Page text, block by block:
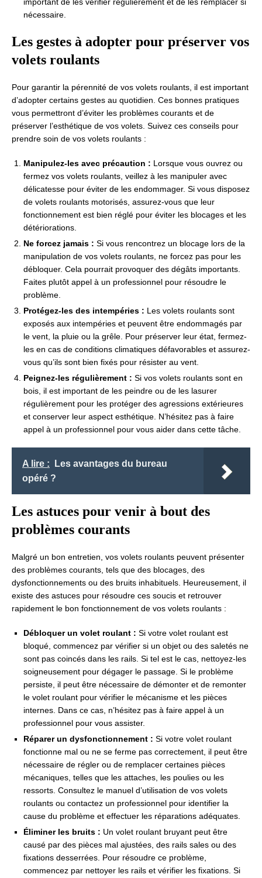
nécessaire.
Les gestes à adopter pour préserver vos
volets roulants
Pour garantir la pérennité de vos volets roulants, il est important
d’adopter certains gestes au quotidien. Ces bonnes pratiques
vous permettront d’éviter les problèmes courants et de
préserver l’esthétique de vos volets. Suivez ces conseils pour
prendre soin de vos volets roulants :
Manipulez-les avec précaution : Lorsque vous ouvrez ou
fermez vos volets roulants, veillez à les manipuler avec
délicatesse pour éviter de les endommager. Si vous disposez
de volets roulants motorisés, assurez-vous que leur
fonctionnement est bien réglé pour éviter les blocages et les
détériorations.
Ne forcez jamais : Si vous rencontrez un blocage lors de la
manipulation de vos volets roulants, ne forcez pas pour les
débloquer. Cela pourrait provoquer des dégâts importants.
Faites plutôt appel à un professionnel pour résoudre le
problème.
Protégez-les des intempéries : Les volets roulants sont
exposés aux intempéries et peuvent être endommagés par
le vent, la pluie ou la grêle. Pour préserver leur état, fermez-
les en cas de conditions climatiques défavorables et assurez-
vous qu’ils sont bien fixés pour résister au vent.
Peignez-les régulièrement : Si vos volets roulants sont en
bois, il est important de les peindre ou de les lasurer
régulièrement pour les protéger des agressions extérieures
et conserver leur aspect esthétique. N’hésitez pas à faire
appel à un professionnel pour vous aider dans cette tâche.
A lire :
Les avantages du bureau
opéré ?
Les astuces pour venir à bout des
problèmes courants
Malgré un bon entretien, vos volets roulants peuvent présenter
des problèmes courants, tels que des blocages, des
dysfonctionnements ou des bruits inhabituels. Heureusement, il
existe des astuces pour résoudre ces soucis et retrouver
rapidement le bon fonctionnement de vos volets roulants :
Débloquer un volet roulant : Si votre volet roulant est
bloqué, commencez par vérifier si un objet ou des saletés ne
sont pas coincés dans les rails. Si tel est le cas, nettoyez-les
soigneusement pour dégager le passage. Si le problème
persiste, il peut être nécessaire de démonter et de remonter
le volet roulant pour vérifier le mécanisme et les pièces
internes. Dans ce cas, n’hésitez pas à faire appel à un
professionnel pour vous assister.
Réparer un dysfonctionnement : Si votre volet roulant
fonctionne mal ou ne se ferme pas correctement, il peut être
nécessaire de régler ou de remplacer certaines pièces
mécaniques, telles que les attaches, les poulies ou les
ressorts. Consultez le manuel d’utilisation de vos volets
roulants ou contactez un professionnel pour identifier la
cause du problème et effectuer les réparations adéquates.
Éliminer les bruits : Un volet roulant bruyant peut être
causé par des pièces mal ajustées, des rails sales ou des
fixations desserrées. Pour résoudre ce problème,
commencez par nettoyer les rails et vérifier les fixations. Si